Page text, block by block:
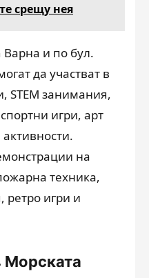
срещу нея
и по бул.
да участват в
STEM занимания,
игри, арт
на
техника,
ретро игри и
Морската